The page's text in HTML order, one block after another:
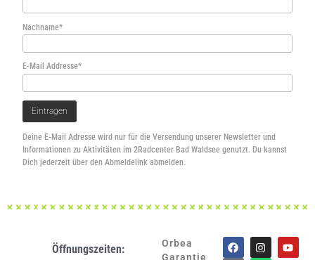
Nachname*
E-Mail Addresse*
Deine E-Mail Adresse wird nur für die Versendung unserer Newsletter und
Informationen zu Aktivitäten im 2Radcenter Bad Waldsee genutzt. Du kannst
Dich jederzeit über den Abmeldelink abmelden.
Öffnungszeiten:
Orbea